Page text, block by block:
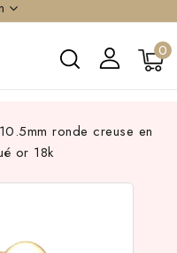
0
ronde creuse en
or 18k